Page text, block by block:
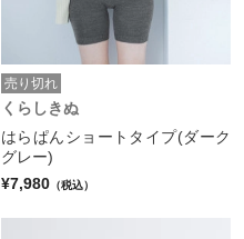
売り切れ
くらしきぬ
はらぱんショートタイプ(ダーク
グレー)
¥7,980 （税込）